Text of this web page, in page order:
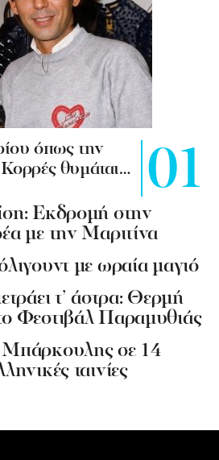
όπως την
θυμάται…
Εκδρομή στην
με την Μαριτίνα
με ωραία μαγιό
τ’ άστρα: Θερμή
Φεστιβάλ Παραμυθιάς
σε 14
ταινίες